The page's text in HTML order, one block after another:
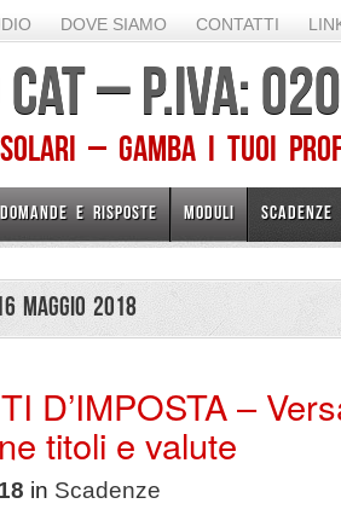
DOVE SIAMO CONTATTI
CAT – P.IVA:
– Gamba I TUOI
DOMANDE E RISPOSTE MODULI SCADENZE
Maggio 2018
D’IMPOSTA –
titoli e valute
in Scadenze